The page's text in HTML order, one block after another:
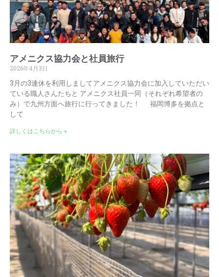
アメニクス協力会と社員旅行
2026年4月3日
3月の3連休を利用しましてアメニクス協力会に加入していただい
ている職人さんたちと アメニクス社員一同（それぞれ希望者の
み）で九州方面へ旅行に行ってきました！ 福岡博多を拠点と
して
詳しくはこちらから »